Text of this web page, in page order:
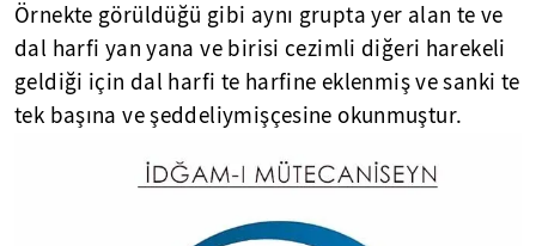
Örnekte görüldüğü gibi aynı grupta yer alan te ve
dal harfi yan yana ve birisi cezimli diğeri harekeli
geldiği için dal harfi te harfine eklenmiş ve sanki te
tek başına ve şeddeliymişçesine okunmuştur.